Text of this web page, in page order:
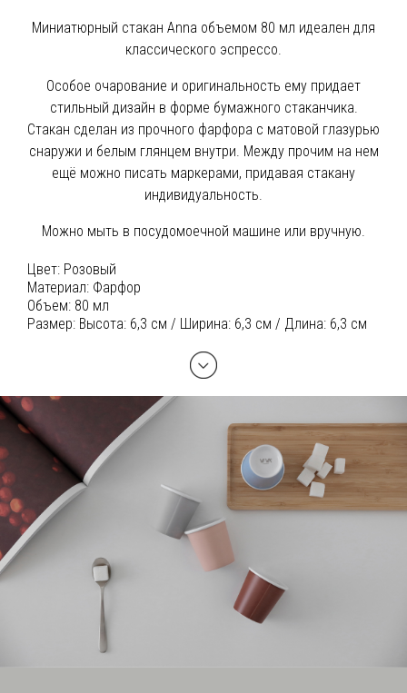
Миниатюрный стакан Anna объемом 80 мл идеален для
классического эспрессо.
Особое очарование и оригинальность ему придает
стильный дизайн в форме бумажного стаканчика.
Стакан сделан из прочного фарфора с матовой глазурью
снаружи и белым глянцем внутри. Между прочим на нем
ещё можно писать маркерами, придавая стакану
индивидуальность.
Можно мыть в посудомоечной машине или вручную.
Цвет: Розовый
Материал: Фарфор
Объем: 80 мл
Размер: Высота: 6,3 см / Ширина: 6,3 см / Длина: 6,3 см